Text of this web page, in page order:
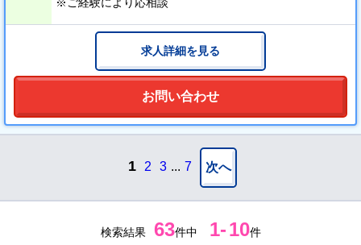
求人詳細を見る
お問い合わせ
1 2 3 ... 7 次へ
検索結果 63件中 1-10件